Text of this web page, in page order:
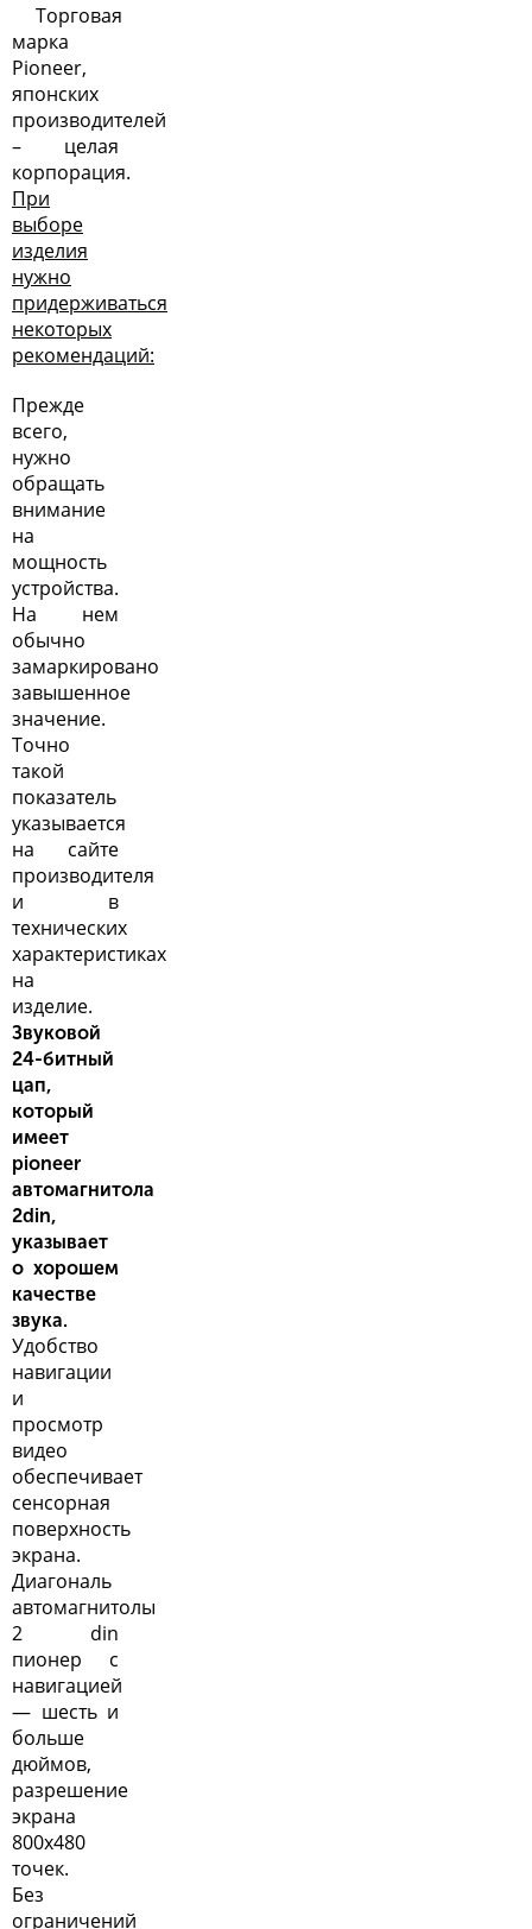
Торговая
марка
Pioneer,
японских
производителей
– целая
корпорация.
При
выборе
изделия
нужно
придерживаться
некоторых
рекомендаций:
Прежде
всего,
нужно
обращать
внимание
на
мощность
устройства.
На нем
обычно
замаркировано
завышенное
значение.
Точно
такой
показатель
указывается
на сайте
производителя
и в
технических
характеристиках
на
изделие.
Звуковой
24-битный
цап,
который
имеет
pioneer
автомагнитола
2din,
указывает
о хорошем
качестве
звука.
Удобство
навигации
и
просмотр
видео
обеспечивает
сенсорная
поверхность
экрана.
Диагональ
автомагнитолы
2 din
пионер с
навигацией
— шесть и
больше
дюймов,
разрешение
экрана
800х480
точек.
Без
ограничений